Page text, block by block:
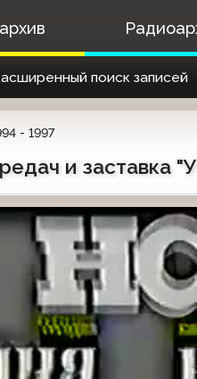
поиск записей
- 1997
и заставка